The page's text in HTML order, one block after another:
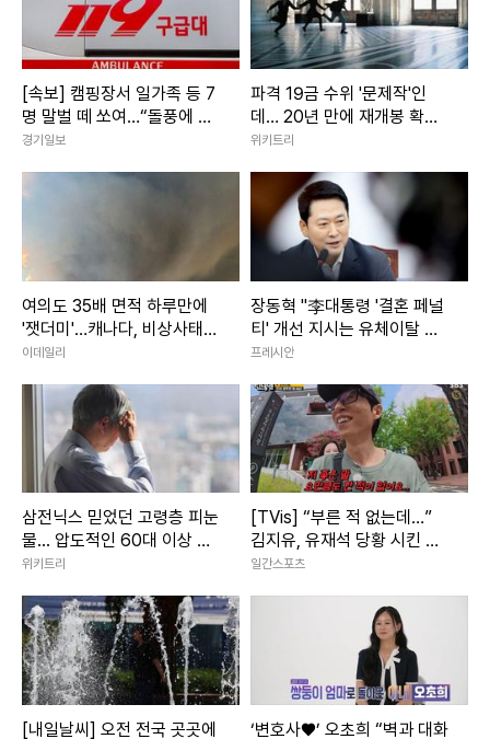
[속보] 캠핑장서 일가족 등 7
명 말벌 떼 쏘여…“돌풍에 벌
집 흔들려”
경기일보
파격 19금 수위 '문제작'인
데… 20년 만에 재개봉 확정
된 영화
위키트리
여의도 35배 면적 하루만에
'잿더미'…캐나다, 비상사태
선포
이데일리
장동혁 "李대통령 '결혼 페널
티' 개선 지시는 유체이탈 화
법"
프레시안
삼전닉스 믿었던 고령층 피눈
물... 압도적인 60대 이상 주
식 담보 대출 비율
위키트리
[TVis] “부른 적 없는데…”
김지유, 유재석 당황 시킨 철
판 (런닝맨)
일간스포츠
[내일날씨] 오전 전국 곳곳에 ‘변호사♥’ 오초희 “벽과 대화